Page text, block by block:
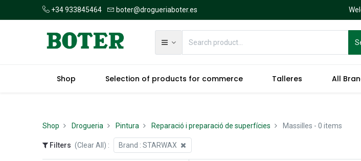
+34 933845464 boter@drogueriaboter.es
Shop Selection of products for commerce Talleres All
Shop Drogueria Pintura Reparació i preparació de superfícies Massilles - 0 items
Filters (Clear All) : Brand :STARWAX